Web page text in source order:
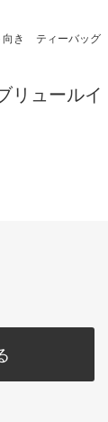
き
ティーバッグ
リュールイ